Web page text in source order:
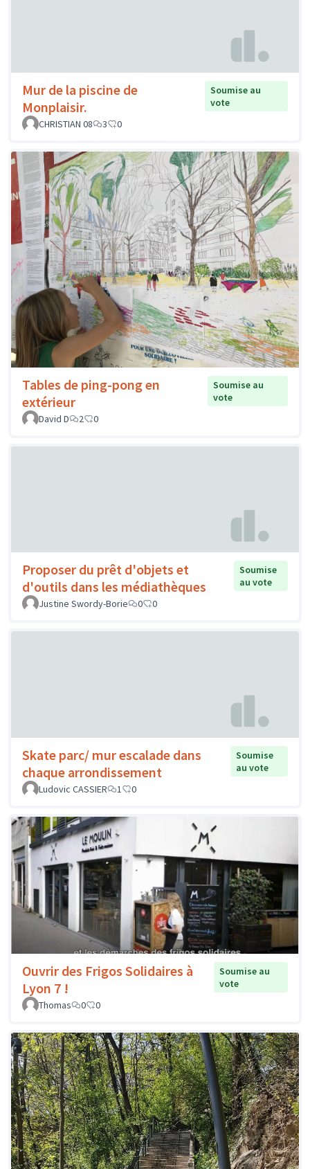
Mur de la piscine de
Monplaisir.
Soumise au
vote
CHRISTIAN 08
3 0
Tables de ping-pong en
extérieur
Soumise au
vote
David D
2 0
Proposer du prêt d'objets et
d'outils dans les médiathèques
Soumise
au vote
Justine Swordy-Borie
0 0
Skate parc/ mur escalade dans
chaque arrondissement
Soumise
au vote
Ludovic CASSIER
1 0
Ouvrir des Frigos Solidaires à
Lyon 7 !
Soumise au
vote
Thomas
0 0